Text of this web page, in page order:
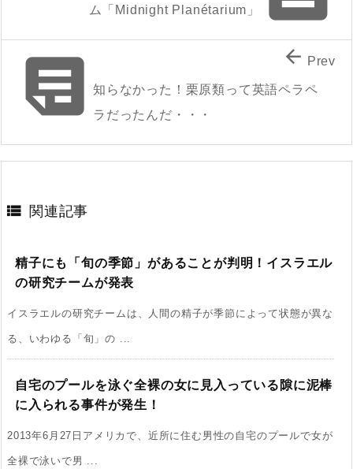
ム「Midnight Planétarium」
知らなかった！栗原類って英語ペラペ
ラだったんだ・・・
 Prev
 関連記事
精子にも「旬の季節」があることが判明！イスラエル
の研究チームが発表
イスラエルの研究チームは、人間の精子が季節によって状態が異な
る、いわゆる「旬」の ...
自宅のプールを泳ぐ全裸の女に見入っている隙に泥棒
に入られる事件が発生！
2013年6月27日アメリカで、近所に住む男性の自宅のプールで女が
全裸で泳いで男 ...